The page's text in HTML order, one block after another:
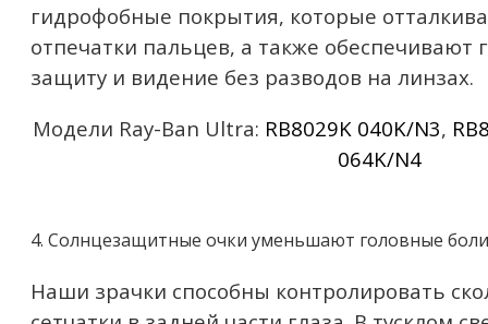
гидрофобные покрытия, которые
отпечатки пальцев, а также обеспечивают
защиту и видение без разводов на линзах.
Модели Ray-Ban Ultra: RB8029K 040K/N3,
064K/N4
4. Солнцезащитные очки уменьшают головные боли
Наши зрачки способны контролировать